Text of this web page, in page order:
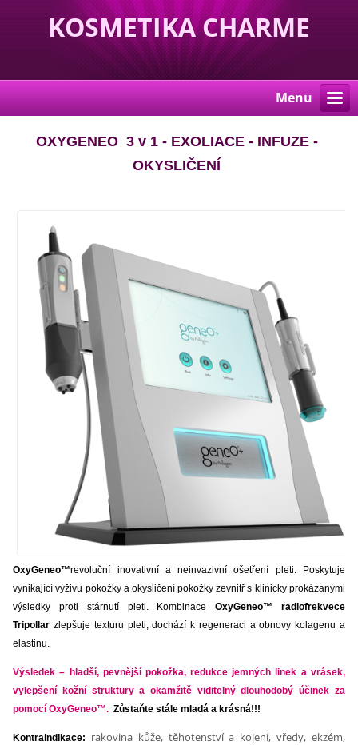
KOSMETIKA CHARME
Menu
OXYGENEO 3 v 1 - EXOLIACE - INFUZE -
OKYSLIČENÍ
OxyGeneo™revoluční inovativní a neinvazivní ošetření pleti. Poskytuje
vynikající výživu pokožky a okysličení pokožky zevnitř s klinicky prokázanými
výsledky proti stárnutí pleti. Kombinace OxyGeneo™
radiofrekvece
Tripollar zlepšuje texturu pleti, dochází k regeneraci a obnovy kolagenu a
elastinu.
Výsledek – hladší, pevnější pokožka, redukce jemných linek a vrásek,
vylepšení kožní struktury a okamžitě viditelný dlouhodobý účinek za
pomocí OxyGeneo™.Zůstaňte stále mladá a krásná!!!
Kontraindikace:
rakovina kůže, těhotenství a kojení, vředy, ekzém,